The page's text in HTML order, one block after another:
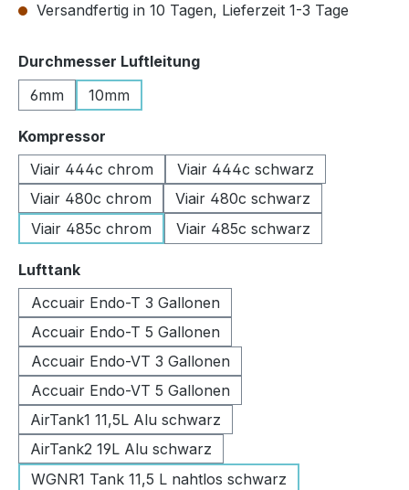
Versandfertig in 10 Tagen, Lieferzeit 1-3 Tage
Durchmesser Luftleitungauswählen
6mm
10mm
Kompressor
Viair 444c chrom
Viair 444c schwarz
Viair 480c chrom
Viair 480c schwarz
Viair 485c chrom
Viair 485c schwarz
Lufttankauswählen
Accuair Endo-T 3 Gallonen
Accuair Endo-T 5 Gallonen
Accuair Endo-VT 3 Gallonen
Accuair Endo-VT 5 Gallonen
AirTank1 11,5L Alu schwarz
AirTank2 19L Alu schwarz
WGNR1 Tank 11,5 L nahtlos schwarz